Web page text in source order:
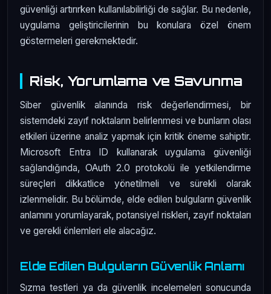
güvenliği artırırken kullanılabilirliği de sağlar. Bu nedenle,
uygulama geliştiricilerinin bu konulara özel önem
göstermeleri gerekmektedir.
Risk, Yorumlama ve Savunma
Siber güvenlik alanında risk değerlendirmesi, bir
sistemdeki zayıf noktaların belirlenmesi ve bunların olası
etkileri üzerine analiz yapmak için kritik öneme sahiptir.
Microsoft Entra ID kullanarak uygulama güvenliği
sağlandığında, OAuth 2.0 protokolü ile yetkilendirme
süreçleri dikkatlice yönetilmeli ve sürekli olarak
izlenmelidir. Bu bölümde, elde edilen bulguların güvenlik
anlamını yorumlayarak, potansiyel riskleri, zayıf noktaları
ve gerekli önlemleri ele alacağız.
Elde Edilen Bulguların Güvenlik Anlamı
Sızma testleri ya da güvenlik incelemeleri sonucunda